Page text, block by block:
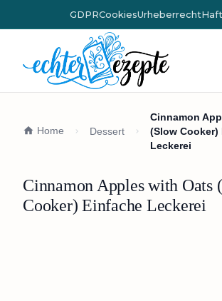
GDPRCookiesUrheberrecht
Home Dessert
Cinnamon
(Slow Cooker)
Leckerei
Cinnamon Apples with Oats
Cooker) Einfache Leckerei